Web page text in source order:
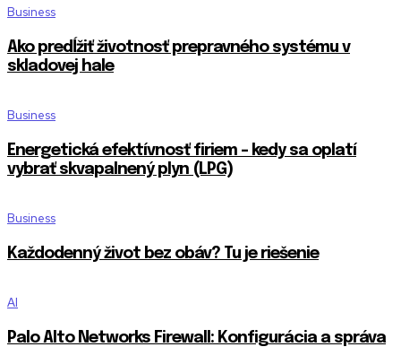
Business
Ako predĺžiť životnosť prepravného systému v
skladovej hale
Business
Energetická efektívnosť firiem – kedy sa oplatí
vybrať skvapalnený plyn (LPG)
Business
Každodenný život bez obáv? Tu je riešenie
AI
Palo Alto Networks Firewall: Konfigurácia a správa